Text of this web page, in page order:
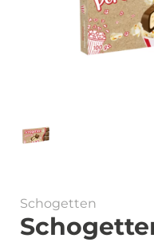
Schogetten